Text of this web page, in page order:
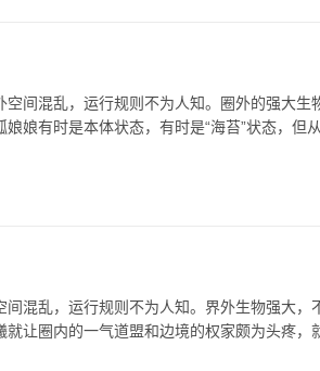
间混乱，运行规则不为人知。圈外的强大生
娘有时是本体状态，有时是“海苔”状态，但从
混乱，运行规则不为人知。界外生物强大，
让圈内的一气道盟和边境的权家颇为头疼，